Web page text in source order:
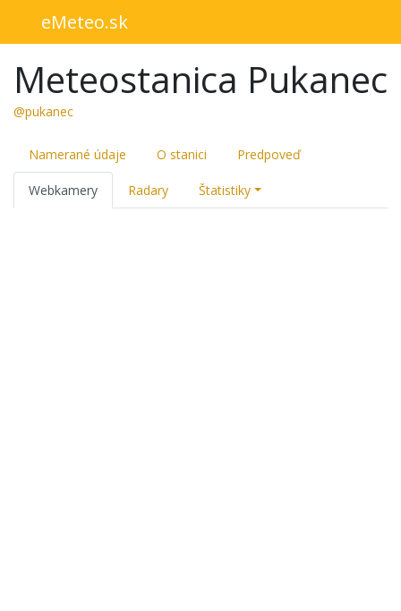
eMeteo.sk
Meteostanica Pukanec
@pukanec
Namerané údaje O stanici Predpoveď
Webkamery Radary Štatistiky